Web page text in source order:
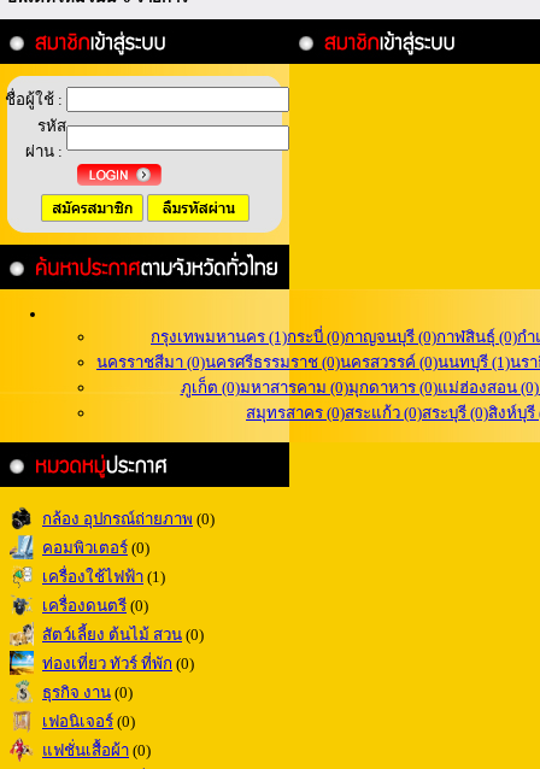
ชื่อผู้ใช้ :
รหัส
ผ่าน :
กรุงเทพมหานคร (1)กระบี่ (0)กาญจนบุรี (0)กาฬสินธุ์ (0)กำ
นครราชสีมา (0)นครศรีธรรมราช (0)นครสวรรค์ (0)นนทบุรี (1)นรา
ภูเก็ต (0)มหาสารคาม (0)มุกดาหาร (0)แม่ฮ่องสอน (0)
สมุทรสาคร (0)สระแก้ว (0)สระบุรี (0)สิงห์บุรี
กล้อง อุปกรณ์ถ่ายภาพ (0)
คอมพิวเตอร์ (0)
เครื่องใช้ไฟฟ้า (1)
เครื่องดนตรี (0)
สัตว์เลี้ยง ต้นไม้ สวน (0)
ท่องเที่ยว ทัวร์ ที่พัก (0)
ธุรกิจ งาน (0)
เฟอนิเจอร์ (0)
แฟชั่นเสื้อผ้า (0)